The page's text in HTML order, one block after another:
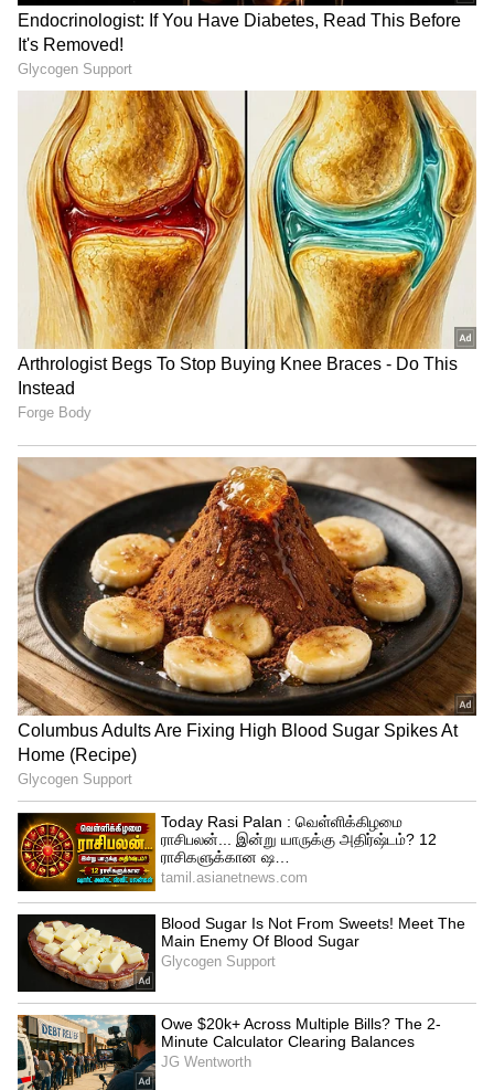
அறிவித்திருந்தார்.
இந்த போட்டிக்கு ஜோஷ் என்பவர்
போட்டியாளராக அறிவிக்கப்பட்டிருந்தார்.
வீடியோ எடிட்டராக பணியாற்றி வரும் அவர்
அந்த வீட்டிற்குள் தங்கியிருந்த வீடியோ
தற்போது யூடியூபில் வீடியோவாக
வெளியாகியுள்ளது. இந்த வீடியோ ஏப்ரல்
9ம் தேதி வெளியான நிலையில் பலர் இந்த
வீடியோவை வைரலாக பகிர்ந்துள்ளனர்.
கிட்டத்தட்ட3.8 கோடி பேர் இந்த வீடியோவை
பார்த்துளு்ளனர். அவர் அந்த வீட்டில் 21
நாட்கள் தங்கியிருந்து 3.4 லட்சம் அமெரிக்க
டாலர் அதாவது இந்திய மதிப்பில் ரூ2.5
கோடி பணம் சம்பாதித்துள்ளார். இந்த
வீடியோ சமூக வலைத்தளங்களில்
வைரலாகி வருகிறது.
வேலைடா இது?